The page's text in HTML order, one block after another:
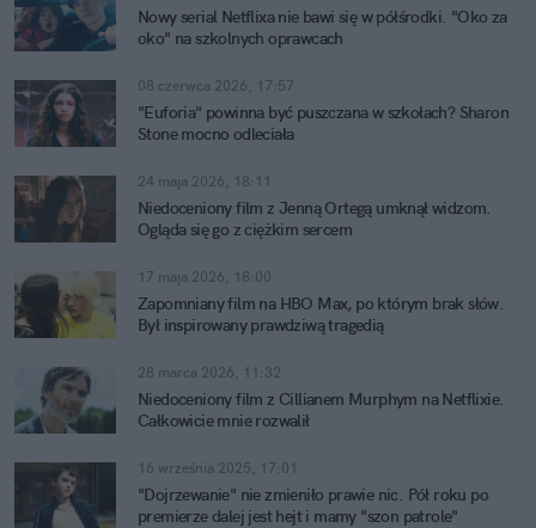
Nowy serial Netflixa nie bawi się w półśrodki. "Oko za
oko" na szkolnych oprawcach
08 czerwca 2026, 17:57
"Euforia" powinna być puszczana w szkołach? Sharon
Stone mocno odleciała
24 maja 2026, 18:11
Niedoceniony film z Jenną Ortegą umknął widzom.
Ogląda się go z ciężkim sercem
17 maja 2026, 18:00
Zapomniany film na HBO Max, po którym brak słów.
Był inspirowany prawdziwą tragedią
28 marca 2026, 11:32
Niedoceniony film z Cillianem Murphym na Netflixie.
Całkowicie mnie rozwalił
16 września 2025, 17:01
"Dojrzewanie" nie zmieniło prawie nic. Pół roku po
premierze dalej jest hejt i mamy "szon patrole"